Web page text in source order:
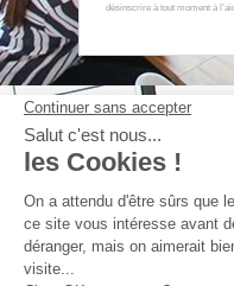
désinscrire à tout moment à